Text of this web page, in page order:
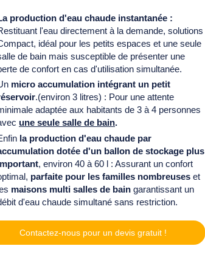
production d'eau chaude instantanée :
l'eau directement à la demande, solutions
idéal pour les petits espaces et une seule
de bain mais susceptible de présenter une
de confort en cas d'utilisation simultanée.
micro accumulation intégrant un petit
.(environ 3 litres) : Pour une attente
adaptée aux habitants de 3 à 4 personnes
une seule salle de bain.
la production d'eau chaude par
dotée d'un ballon de stockage plus
, environ 40 à 60 l : Assurant un confort
parfaite pour les familles nombreuses et
maisons multi salles de bain garantissant un
d'eau chaude simultané sans restriction.
Contactez-nous pour un devis gratuit !